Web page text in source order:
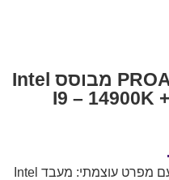
מחשב נייח גיימינג PROART מבוסס Intel
I9 – 14900K
מחשב נייח גיימינג ועבודה מקצועי עם מפרט עוצמתי: מעבד Intel